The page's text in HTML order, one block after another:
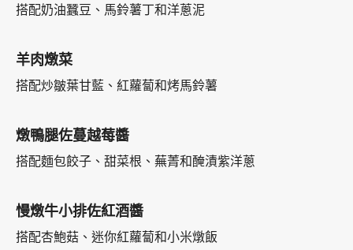
搭配奶油蠶豆、馬鈴薯丁和洋蔥泥
羊肉燉菜
搭配炒皺葉甘藍、紅蘿蔔和烤馬鈴薯
燉鴨腿佐蔓越莓醬
搭配麵包餃子、甜菜根、蕪菁和醃漬紫洋蔥
慢燉牛小排佐紅酒醬
搭配杏鮑菇、迷你紅蘿蔔和小米燉飯